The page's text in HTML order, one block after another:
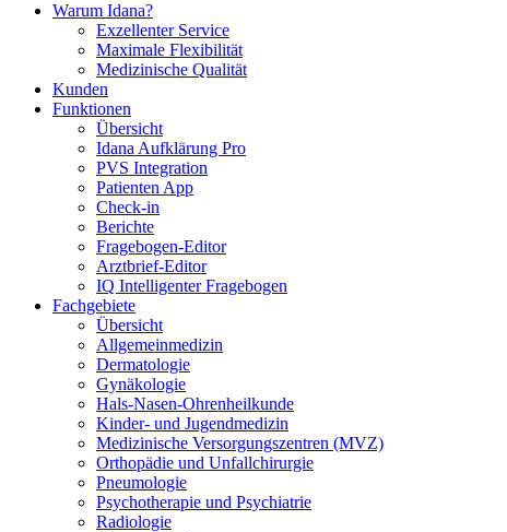
Warum Idana?
Exzellenter Service
Maximale Flexibilität
Medizinische Qualität
Kunden
Funktionen
Übersicht
Idana Aufklärung Pro
PVS Integration
Patienten App
Check-in
Berichte
Fragebogen-Editor
Arztbrief-Editor
IQ Intelligenter Fragebogen
Fachgebiete
Übersicht
Allgemeinmedizin
Dermatologie
Gynäkologie
Hals-Nasen-Ohrenheilkunde
Kinder- und Jugendmedizin
Medizinische Versorgungs­zentren (MVZ)
Orthopädie und Unfallchirurgie
Pneumologie
Psychotherapie und Psychiatrie
Radiologie